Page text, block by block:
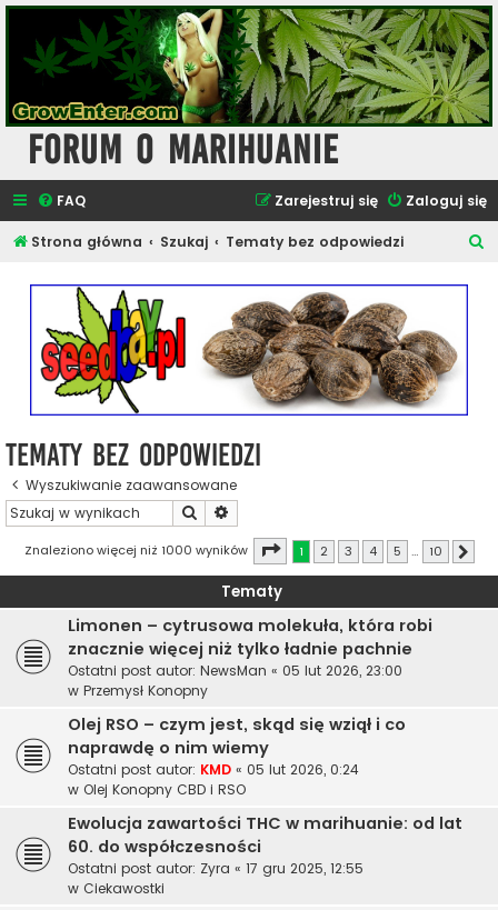
Forum o Marihuanie
FAQ Zaloguj się
Zarejestruj się
Strona główna Szukaj Tematy bez odpowiedzi
Tematy bez odpowiedzi
Wyszukiwanie zaawansowane
Szukaj
Znaleziono więcej niż 1000 wyników Strona1 10
1 2 3 4 5 … 10
Tematy
Limonen – cytrusowa molekuła, która robi
znacznie więcej niż tylko ładnie pachnie
Ostatni post autor: NewsMan « 05 lut 2026, 23:00
w Przemysł Konopny
Olej RSO – czym jest, skąd się wziął i co
naprawdę o nim wiemy
Ostatni post autor: KMD « 05 lut 2026, 0:24
w Olej Konopny CBD i RSO
Ewolucja zawartości THC w marihuanie: od lat
60. do współczesności
Ostatni post autor: Zyra « 17 gru 2025, 12:55
w Ciekawostki